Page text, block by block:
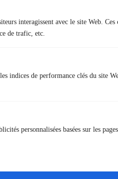
interagissent avec le site Web.
de trafic, etc.
indices de performance clés du site
personnalisées basées sur les